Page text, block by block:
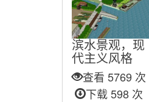
滨水景观，现
代主义风格
查看 5769 次
下载 598 次